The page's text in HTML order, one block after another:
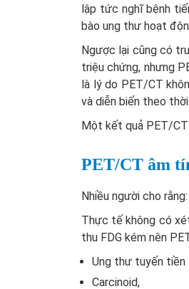
lập tức nghĩ bệnh
bào ung thư hoạt
Ngược lại cũng có
triệu chứng, nhưng
là lý do PET/CT
và diễn biến theo thời
Một kết quả PET/
PET/CT âm
Nhiều người cho
Thực tế không có
thu FDG kém nên
Ung thư tuyến
Carcinoid,